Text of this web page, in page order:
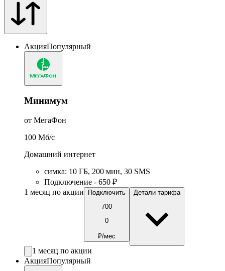
АкцияПопулярный
Минимум
от МегаФон
100 Мб/c
Домашний интернет
симка: 10 ГБ, 200 мин, 30 SMS
Подключение - 650 ₽
1 месяц по акции
Подключить
700
0
₽/мес
Детали тарифа
1 месяц по акции
АкцияПопулярный